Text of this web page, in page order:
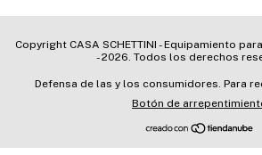
Copyright CASA SCHETTINI - Equipamiento
- 2026. Todos los derechos
Defensa de las y los consumidores. Para
Botón de